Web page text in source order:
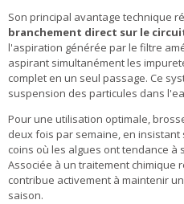
Son principal avantage technique
branchement direct sur le
l'aspiration générée par le filtre
aspirant simultanément les
complet en un seul passage. Ce
suspension des particules dans
Pour une utilisation optimale,
deux fois par semaine, en
coins où les algues ont tendance à
Associée à un traitement chimique
contribue activement à maintenir
saison.